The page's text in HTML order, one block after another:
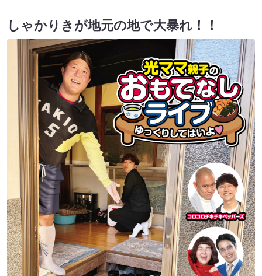
しゃかりきが地元の地で大暴れ！！